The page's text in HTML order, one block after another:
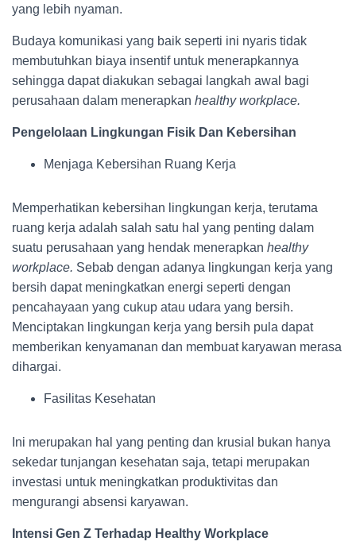
yang lebih nyaman.
Budaya komunikasi yang baik seperti ini nyaris tidak
membutuhkan biaya insentif untuk menerapkannya
sehingga dapat diakukan sebagai langkah awal bagi
perusahaan dalam menerapkan healthy workplace.
Pengelolaan Lingkungan Fisik Dan Kebersihan
Menjaga Kebersihan Ruang Kerja
Memperhatikan kebersihan lingkungan kerja, terutama
ruang kerja adalah salah satu hal yang penting dalam
suatu perusahaan yang hendak menerapkan healthy
workplace. Sebab dengan adanya lingkungan kerja yang
bersih dapat meningkatkan energi seperti dengan
pencahayaan yang cukup atau udara yang bersih.
Menciptakan lingkungan kerja yang bersih pula dapat
memberikan kenyamanan dan membuat karyawan merasa
dihargai.
Fasilitas Kesehatan
Ini merupakan hal yang penting dan krusial bukan hanya
sekedar tunjangan kesehatan saja, tetapi merupakan
investasi untuk meningkatkan produktivitas dan
mengurangi absensi karyawan.
Intensi Gen Z Terhadap Healthy Workplace